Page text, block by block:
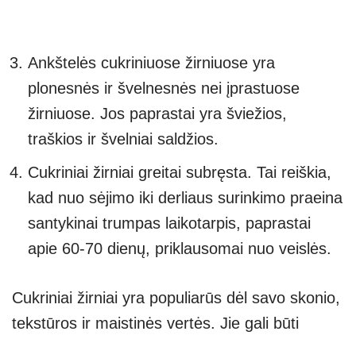
Ankštelės cukriniuose žirniuose yra
plonesnės ir švelnesnės nei įprastuose
žirniuose. Jos paprastai yra šviežios,
traškios ir švelniai saldžios.
Cukriniai žirniai greitai subręsta. Tai reiškia,
kad nuo sėjimo iki derliaus surinkimo praeina
santykinai trumpas laikotarpis, paprastai
apie 60-70 dienų, priklausomai nuo veislės.
Cukriniai žirniai yra populiarūs dėl savo skonio,
tekstūros ir maistinės vertės. Jie gali būti